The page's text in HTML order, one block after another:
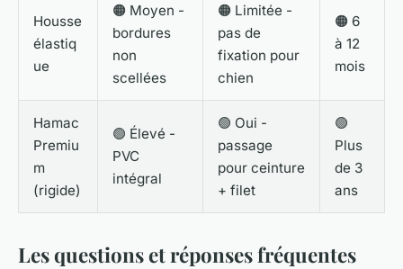
Housse
élastiq
ue
🟠 Moyen -
bordures
non
scellées
🟠 Limitée -
pas de
fixation pour
chien
🟠 6
à 12
mois
Hamac
Premiu
m
(rigide)
🟢 Élevé -
PVC
intégral
🟢 Oui -
passage
pour ceinture
+ filet
🟢
Plus
de 3
ans
Les questions et réponses fréquentes